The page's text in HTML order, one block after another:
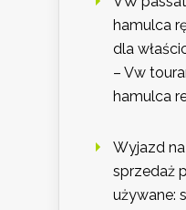
hamulca
dla
– Vw
hamulca
Wyjazd
sprzedaż
używane: